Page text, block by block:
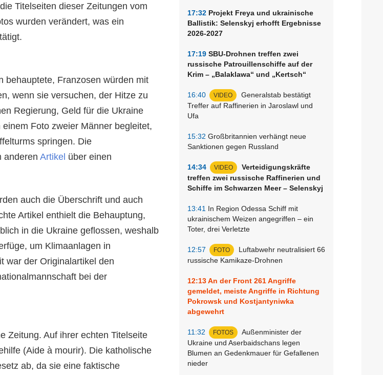
17:32 Projekt Freya und ukrainische
Ballistik: Selenskyj erhofft Ergebnisse
2026-2027
17:19 SBU-Drohnen treffen zwei
russische Patrouillenschiffe auf der
Krim – „Balaklawa“ und „Kertsch“
16:40 VIDEO
Generalstab bestätigt
Treffer auf Raffinerien in Jaroslawl und
Ufa
15:32 Großbritannien verhängt neue
Sanktionen gegen Russland
14:34 VIDEO
Verteidigungskräfte
treffen zwei russische Raffinerien und
Schiffe im Schwarzen Meer – Selenskyj
13:41 In Region Odessa Schiff mit
ukrainischem Weizen angegriffen – ein
Toter, drei Verletzte
12:57 FOTO
Luftabwehr neutralisiert 66
russische Kamikaze-Drohnen
12:13An der Front 261 Angriffe
gemeldet, meiste Angriffe in Richtung
Pokrowsk und Kostjantyniwka
abgewehrt
11:32 FOTOS
Außenminister der
Ukraine und Aserbaidschans legen
Blumen an Gedenkmauer für Gefallenen
nieder
Titelseiten dieser Zeitungen vom
wurden verändert, was ein
behauptete, Franzosen würden mit
wenn sie versuchen, der Hitze zu
Regierung, Geld für die Ukraine
Foto zweier Männer begleitet,
springen. Die
anderen Artikel über einen
auch die Überschrift und auch
Artikel enthielt die Behauptung,
in die Ukraine geflossen, weshalb
um Klimaanlagen in
war der Originalartikel den
bei der
Zeitung. Auf ihrer echten Titelseite
(Aide à mourir). Die katholische
ab, da sie eine faktische